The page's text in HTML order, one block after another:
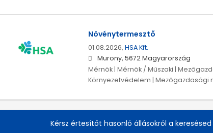
Növénytermesztő
01.08.2026, HSA Kft.
Murony, 5672 Magyarország
Mérnök | Mérnök / Műszaki |
Környezetvédelem | Mezőgazdasági
Kérsz értesítőt hasonló állásokról a